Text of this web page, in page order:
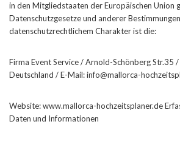
in den Mitgliedstaaten der Europäischen Union
Datenschutzgesetze und anderer
datenschutzrechtlichem Charakter ist die:
Firma Event Service / Arnold-Schönberg Str.35
Deutschland / E-Mail: info@mallorca-
Website: www.mallorca-hochzeitsplaner.de
Daten und Informationen